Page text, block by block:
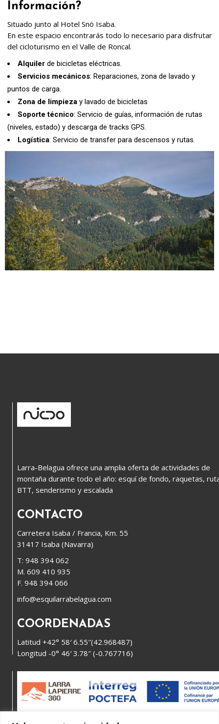
Información?
Situado junto al Hotel Snö Isaba.
En este espacio encontrarás todo lo necesario para disfrutar
del cicloturismo en el Valle de Roncal.
Alquiler de bicicletas eléctricas.
Servicios mecánicos: Reparaciones, zona de lavado y
puntos de carga.
Zona de limpieza y lavado de bicicletas
Soporte técnico: Servicio de guías, información de rutas
(niveles, estado) y descarga de tracks GPS.
Logística: Servicio de transfer para descensos y rutas.
Larra-Belagua ofrece una amplia oferta de actividades de
montaña durante todo el año: esquí de fondo, raquetas,
BTT, senderismo y escalada
CONTACTO
Carretera Isaba / Francia, Km. 55
31417 Isaba (Navarra)
T: 948 394 062
M. 609 410 935
F. 948 394 066
info@esquilarrabelagua.com
COORDENADAS
Latitud +42° 58′ 6.55″(42.968487)
Longitud -0° 46′ 3.78″ (-0.767716)